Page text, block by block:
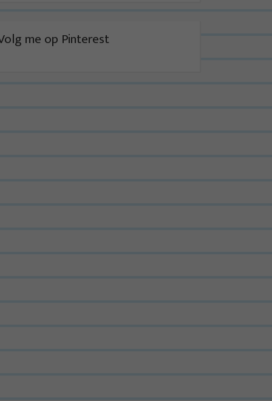
me op Pinterest